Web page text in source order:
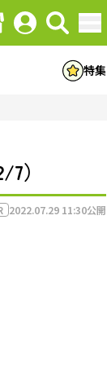
特集
）
2022.07.29 11:30公開